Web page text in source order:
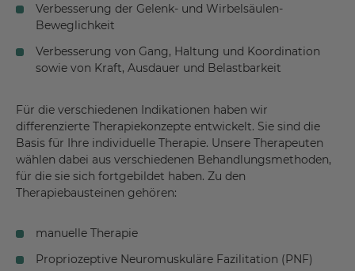
Verbesserung der Gelenk- und Wirbelsäulen-
Beweglichkeit
Verbesserung von Gang, Haltung und Koordination
sowie von Kraft, Ausdauer und Belastbarkeit
Für die verschiedenen Indikationen haben wir
differenzierte Therapiekonzepte entwickelt. Sie sind die
Basis für Ihre individuelle Therapie. Unsere Therapeuten
wählen dabei aus verschiedenen Behandlungsmethoden,
für die sie sich fortgebildet haben. Zu den
Therapiebausteinen gehören:
manuelle Therapie
Propriozeptive Neuromuskuläre Fazilitation (PNF)